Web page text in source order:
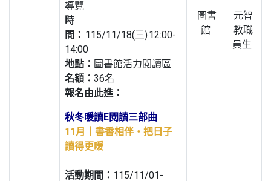
導覽
時
間： 115/11/18(三) 12:00-
14:00
地點： 圖書館活力閱讀區
名額： 36名
報名由此進：
秋冬暖讀E閱讀三部曲
11月｜書香相伴・把日子
讀得更暖
活動期間： 115/11/01-
圖書
館
元智
教職
員生